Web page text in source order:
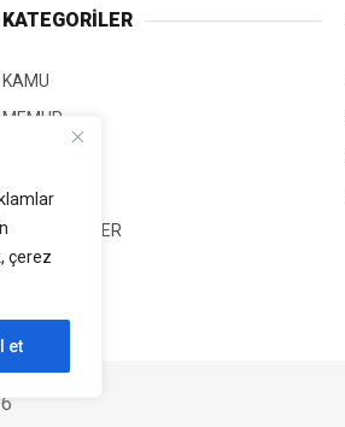
çerez
et
KATEGORİLER
KAMU
MEMUR
EĞİTİM
GÜNCEL HABER
SİYASET